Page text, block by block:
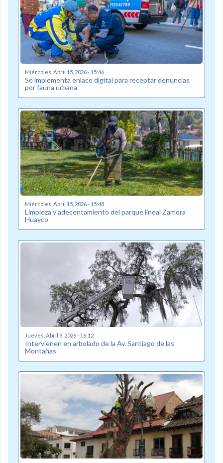
Miércoles, Abril 15, 2026 - 15:46
Se implementa enlace digital para receptar denuncias
por fauna urbana
Miércoles, Abril 15, 2026 - 15:48
Limpieza y adecentamiento del parque lineal Zamora
Huayco
Jueves, Abril 9, 2026 - 16:12
Intervienen en arbolado de la Av. Santiago de las
Montañas